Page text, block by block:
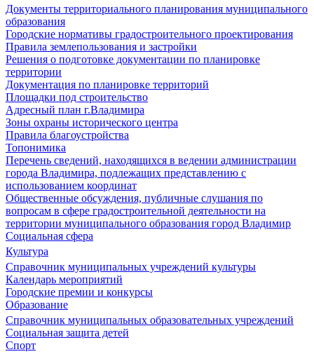
Документы территориального планирования муниципального
образования
Городские нормативы градостроительного проектирования
Правила землепользования и застройки
Решения о подготовке документации по планировке
территории
Документация по планировке территорий
Площадки под строительство
Адресный план г.Владимира
Зоны охраны исторического центра
Правила благоустройства
Топонимика
Перечень сведений, находящихся в ведении администрации
города Владимира, подлежащих представлению с
использованием координат
Общественные обсуждения, публичные слушания по
вопросам в сфере градостроительной деятельности на
территории муниципального образования город Владимир
Социальная сфера
Культура
Справочник муниципальных учреждений культуры
Календарь мероприятий
Городские премии и конкурсы
Образование
Справочник муниципальных образовательных учреждений
Социальная защита детей
Спорт